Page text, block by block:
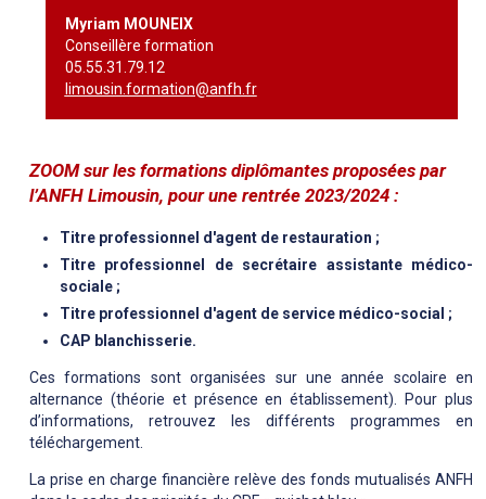
Myriam MOUNEIX
Conseillère formation
05.55.31.79.12
limousin.formation@anfh.fr
ZOOM sur les formations diplômantes proposées par
l’ANFH Limousin, pour une rentrée 2023/2024 :
Titre professionnel d'agent de restauration ;
Titre professionnel de secrétaire assistante médico-
sociale ;
Titre professionnel d'agent de service médico-social ;
CAP blanchisserie.
Ces formations sont organisées sur une année scolaire en
alternance (théorie et présence en établissement). Pour plus
d’informations, retrouvez les différents programmes en
téléchargement.
La prise en charge financière relève des fonds mutualisés ANFH